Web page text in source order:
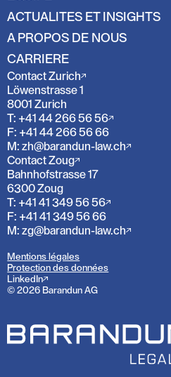
ACTUALITES ET INSIGHTS
A PROPOS DE NOUS
CARRIERE
Contact Zurich
Löwenstrasse 1
8001 Zurich
T: +41 44 266 56 56
F: +41 44 266 56 66
M: zh@barandun-law.ch
Contact Zoug
Bahnhofstrasse 17
6300 Zoug
T: +41 41 349 56 56
F: +41 41 349 56 66
M: zg@barandun-law.ch
Mentions légales
Protection des données
LinkedIn
© 2026 Barandun AG